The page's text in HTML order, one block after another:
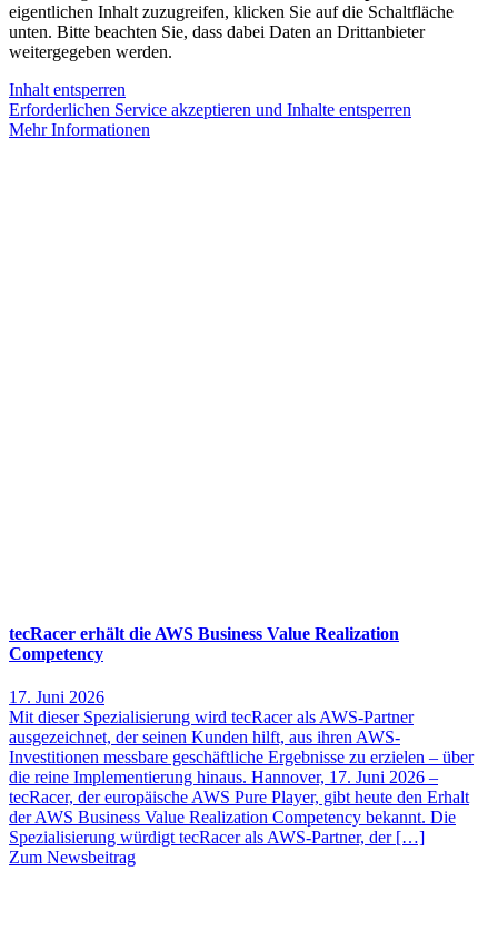
eigentlichen Inhalt zuzugreifen, klicken Sie auf die Schaltfläche
unten. Bitte beachten Sie, dass dabei Daten an Drittanbieter
weitergegeben werden.
Inhalt entsperren
Erforderlichen Service akzeptieren und Inhalte entsperren
Mehr Informationen
tecRacer erhält die AWS Business Value Realization
Competency
17. Juni 2026
Mit dieser Spezialisierung wird tecRacer als AWS-Partner
ausgezeichnet, der seinen Kunden hilft, aus ihren AWS-
Investitionen messbare geschäftliche Ergebnisse zu erzielen – über
die reine Implementierung hinaus. Hannover, 17. Juni 2026 –
tecRacer, der europäische AWS Pure Player, gibt heute den Erhalt
der AWS Business Value Realization Competency bekannt. Die
Spezialisierung würdigt tecRacer als AWS-Partner, der […]
Zum Newsbeitrag